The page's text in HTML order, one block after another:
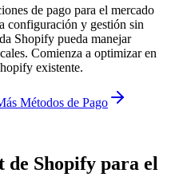
de pago para el mercado
configuración y gestión sin
Shopify pueda manejar
Comienza a optimizar en
existente.
Métodos de Pago
Shopify para el